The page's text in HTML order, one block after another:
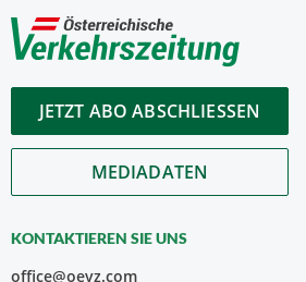
JETZT ABO ABSCHLIESSEN
MEDIADATEN
KONTAKTIEREN SIE UNS
office@oevz.com